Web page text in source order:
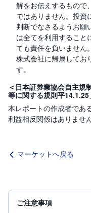
解をお伝えするもので
ではありません。投資
判断でなさるようお願
は全てを利用すること
ても責任を負いません
株式会社に帰属してお
す。
＜日本証券業協会自主規
等に関する規則平
本レポートの作成者であ
利益相反関係はありません
マーケットへ戻る
ご注意事項